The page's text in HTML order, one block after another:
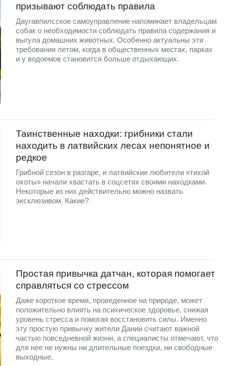
призывают соблюдать правила
Даугавпилсское самоуправление напоминает владельцам
собак о необходимости соблюдать правила содержания и
выгула домашних животных. Особенно актуальны эти
требования летом, когда в общественных местах, парках
и у водоемов становится больше отдыхающих.
Таинственные находки: грибники стали
находить в латвийских лесах непонятное и
редкое
Грибной сезон в разгаре, и латвийские любители «тихой
охоты» начали хвастать в соцсетях своими находками.
Некоторые из них действительно можно назвать
эксклюзивом. Какие?
Простая привычка датчан, которая помогает
справляться со стрессом
Даже короткое время, проведенное на природе, может
положительно влиять на психическое здоровье, снижая
уровень стресса и помогая восстановить силы. Именно
эту простую привычку жители Дании считают важной
частью повседневной жизни, а специалисты отмечают, что
для нее не нужны ни длительные поездки, ни свободные
выходные.